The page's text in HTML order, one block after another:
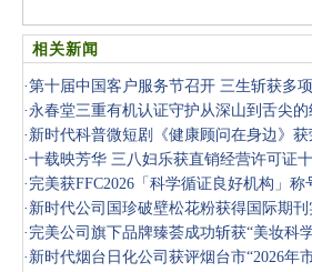
相关新闻
·第十届中国客户服务节召开 三生斩获多
· 永春堂三重有机认证守护从深山到舌尖的
· 新时代科普微短剧《健康顾问在身边》获
·十载映芳华 三八妇乐获直销经营许可证
· 完美获FFC2026「科学循证良好机构」称
· 新时代公司国珍破壁松花粉获得国际期刊
· 完美公司旗下品牌臻荟成功斩获“美妆科
· 新时代烟台日化公司获评烟台市“2026年